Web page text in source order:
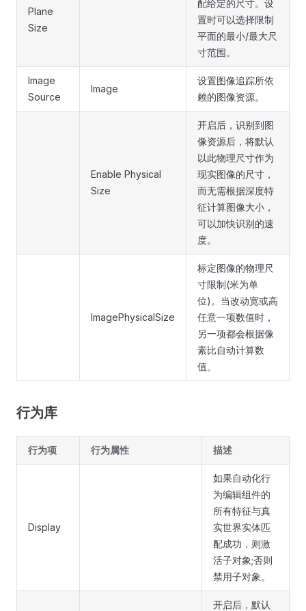
Plane
Size
配给定的尺寸。设
置时可以选择限制
平面的最小/最大尺
寸范围。
Image
Source
Image
设置图像追踪所依
赖的图像资源。
Enable Physical
Size
开启后，识别到图
像资源后，将默认
以此物理尺寸作为
现实图像的尺寸，
而无需根据深度特
征计算图像大小，
可以加快识别的速
度。
ImagePhysicalSize
标定图像的物理尺
寸限制(米为单
位)。当改动宽或高
任意一项数值时，
另一项都会根据像
素比自动计算数
值。
行为库
行为项 行为属性 描述
Display
如果自动化行
为编辑组件的
所有特征与真
实世界实体匹
配成功，则激
活子对象;否则
禁用子对象。
开启后，默认